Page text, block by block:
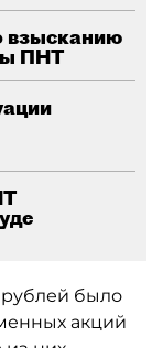
взысканию
ПНТ
рублей было
акций